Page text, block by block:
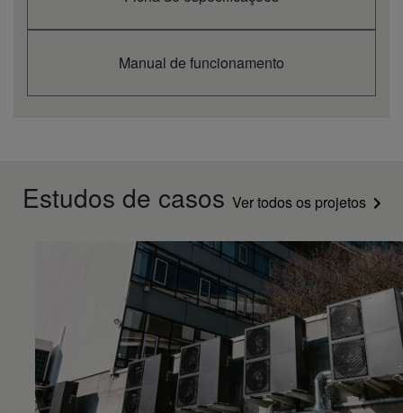
dB(A)
51,5
Pressão acústica
Manual de funcionamento
Estudos de casos Ver todos os projetos